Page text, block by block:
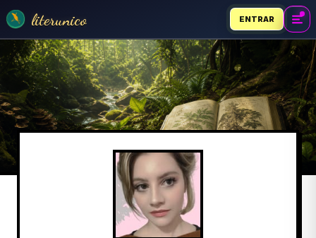
literunico ENTRAR